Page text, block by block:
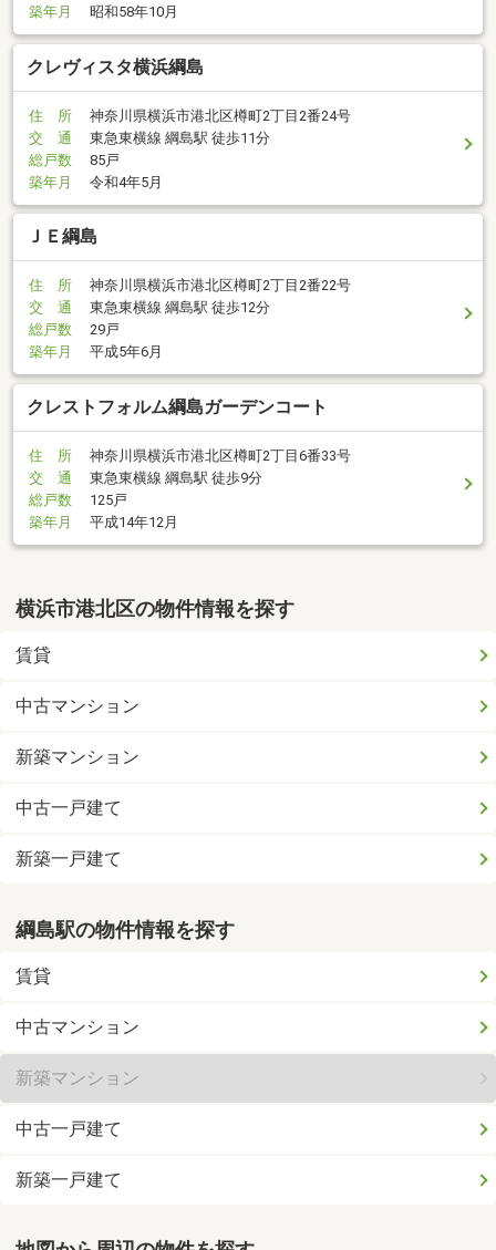
築年月
昭和58年10月
クレヴィスタ横浜綱島
住 所
神奈川県横浜市港北区樽町2丁目2番24号
交 通
東急東横線 綱島駅 徒歩11分
総戸数
85戸
築年月
令和4年5月
ＪＥ綱島
住 所
神奈川県横浜市港北区樽町2丁目2番22号
交 通
東急東横線 綱島駅 徒歩12分
総戸数
29戸
築年月
平成5年6月
クレストフォルム綱島ガーデンコート
住 所
神奈川県横浜市港北区樽町2丁目6番33号
交 通
東急東横線 綱島駅 徒歩9分
総戸数
125戸
築年月
平成14年12月
横浜市港北区の物件情報を探す
賃貸
中古マンション
新築マンション
中古一戸建て
新築一戸建て
綱島駅の物件情報を探す
賃貸
中古マンション
新築マンション
中古一戸建て
新築一戸建て